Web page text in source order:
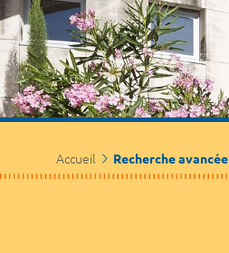
Accueil Recherche avancée